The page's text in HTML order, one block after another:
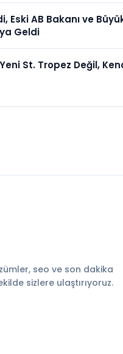
Eski AB Bakanı ve
Geldi
St. Tropez Değil,
seo ve son dakika
sizlere ulaştırıyoruz.